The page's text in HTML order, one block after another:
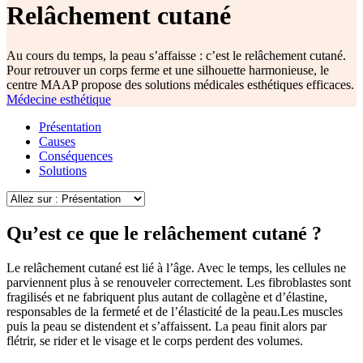
Relâchement cutané
Au cours du temps, la peau s’affaisse : c’est le relâchement cutané.
Pour retrouver un corps ferme et une silhouette harmonieuse, le
centre MAAP propose des solutions médicales esthétiques efficaces.
Médecine esthétique
Présentation
Causes
Conséquences
Solutions
Qu’est ce que le relâchement cutané ?
Le relâchement cutané est lié à l’âge. Avec le temps, les cellules ne
parviennent plus à se renouveler correctement. Les fibroblastes sont
fragilisés et ne fabriquent plus autant de collagène et d’élastine,
responsables de la fermeté et de l’élasticité de la peau.Les muscles
puis la peau se distendent et s’affaissent. La peau finit alors par
flétrir, se rider et le visage et le corps perdent des volumes.